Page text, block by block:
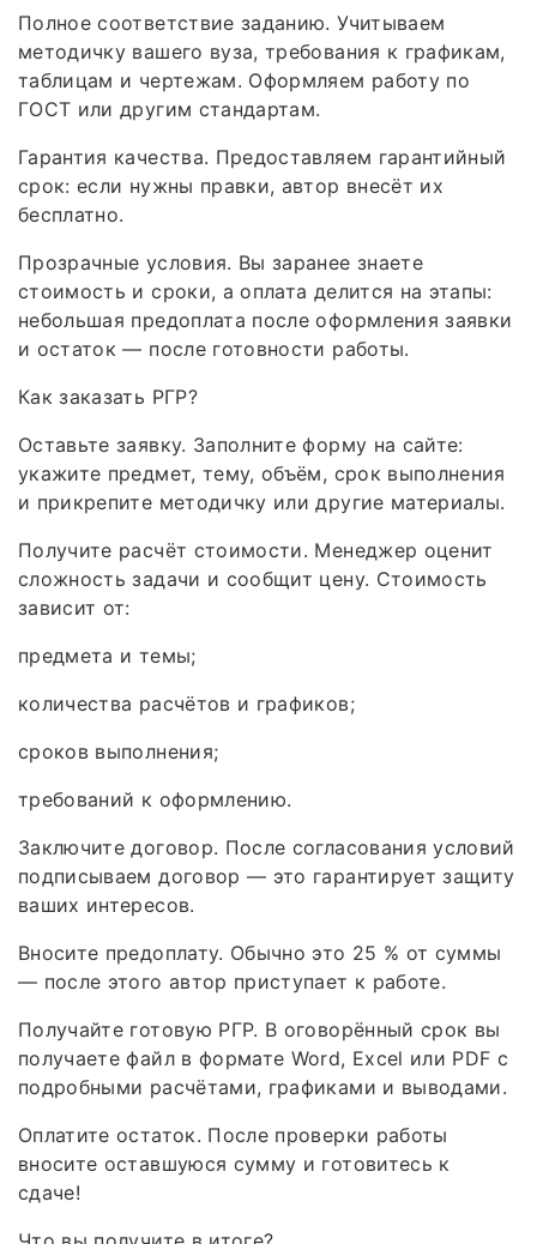
Полное соответствие заданию. Учитываем
методичку вашего вуза, требования к графикам,
таблицам и чертежам. Оформляем работу по
ГОСТ или другим стандартам.
Гарантия качества. Предоставляем гарантийный
срок: если нужны правки, автор внесёт их
бесплатно.
Прозрачные условия. Вы заранее знаете
стоимость и сроки, а оплата делится на этапы:
небольшая предоплата после оформления заявки
и остаток — после готовности работы.
Как заказать РГР?
Оставьте заявку. Заполните форму на сайте:
укажите предмет, тему, объём, срок выполнения
и прикрепите методичку или другие материалы.
Получите расчёт стоимости. Менеджер оценит
сложность задачи и сообщит цену. Стоимость
зависит от:
предмета и темы;
количества расчётов и графиков;
сроков выполнения;
требований к оформлению.
Заключите договор. После согласования условий
подписываем договор — это гарантирует защиту
ваших интересов.
Вносите предоплату. Обычно это 25 % от суммы
— после этого автор приступает к работе.
Получайте готовую РГР. В оговорённый срок вы
получаете файл в формате Word, Excel или PDF с
подробными расчётами, графиками и выводами.
Оплатите остаток. После проверки работы
вносите оставшуюся сумму и готовитесь к
сдаче!